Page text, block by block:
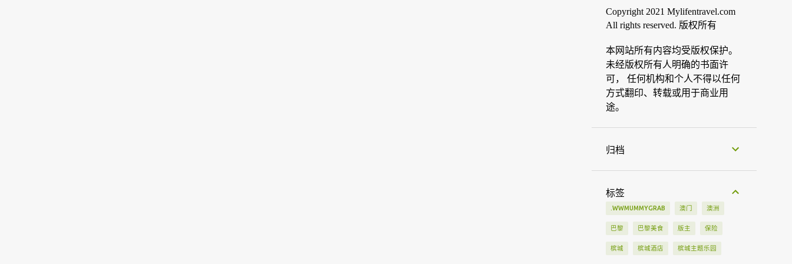
Copyright 2021 Mylifentravel.com
All rights reserved. 版权所有
本网站所有内容均受版权保护。
未经版权所有人明确的书面许
可， 任何机构和个人不得以任何
方式翻印、转载或用于商业用
途。
归档
标签
.WWMUMMYGRAB 澳门 澳洲
巴黎 巴黎美食 版主 保险
槟城 槟城酒店 槟城主题乐园